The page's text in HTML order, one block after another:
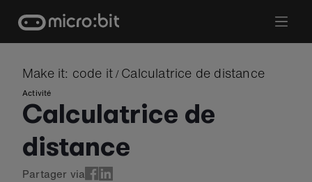
content
Make it: code it / Calculatrice de distance
Activité
Calculatrice de
distance
Partager via